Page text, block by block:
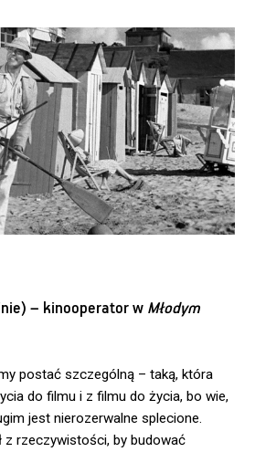
– kinooperator w Młodym
postać szczególną – taką, która
do filmu i z filmu do życia, bo wie,
jest nierozerwalne splecione.
z rzeczywistości, by budować